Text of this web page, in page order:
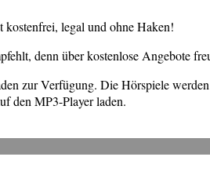
legal und ohne Haken!
denn über kostenlose Angebote
zur Verfügung. Die Hörspiele
den MP3-Player laden.